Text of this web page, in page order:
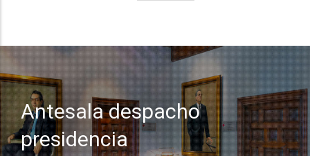
Antesala despacho
presidencia